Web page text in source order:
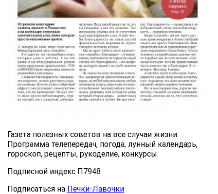
Газета полезных советов на все случаи жизни.
Программа телепередач, погода, лунный календарь,
гороскоп, рецепты, рукоделие, конкурсы.
Подписной индекс П7948
Подписаться на Печки-Лавочки